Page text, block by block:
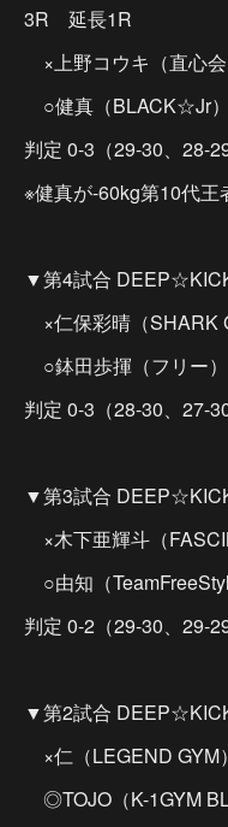
3R 延長1R
×上野コウキ（直心会
○健真（BLACK☆Jr）
判定 0-3（29-30、28-
※健真が-60kg第10代王
▼第4試合
×仁保彩晴（SHARK
○鉢田歩揮（フリー）
判定 0-3（28-30、27-
▼第3試合
×木下亜輝斗（
○由知（
判定 0-2（29-30、29-
▼第2試合
×仁（LEGEND GYM）
◎TOJO（K-1GYM